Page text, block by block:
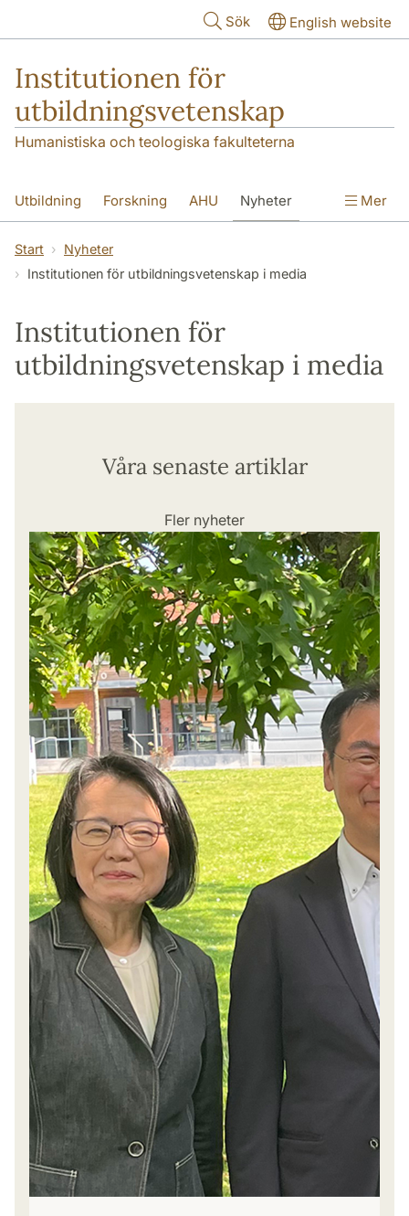
Sök English website
Institutionen för
utbildningsvetenskap
Humanistiska och teologiska fakulteterna
Utbildning Forskning AHU Nyheter
Kontakt
Mer
Start
Nyheter
Institutionen för utbildningsvetenskap i media
Institutionen för
utbildningsvetenskap i media
Våra senaste artiklar
Fler nyheter